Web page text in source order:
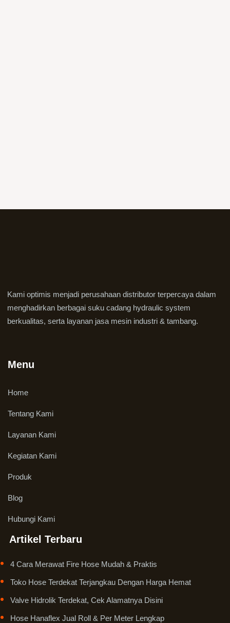
Kami optimis menjadi perusahaan distributor terpercaya dalam
menghadirkan berbagai suku cadang hydraulic system
berkualitas, serta layanan jasa mesin industri & tambang.
Menu
Home
Tentang Kami
Layanan Kami
Kegiatan Kami
Produk
Blog
Hubungi Kami
Artikel Terbaru
4 Cara Merawat Fire Hose Mudah & Praktis
Toko Hose Terdekat Terjangkau Dengan Harga Hemat
Valve Hidrolik Terdekat, Cek Alamatnya Disini
Hose Hanaflex Jual Roll & Per Meter Lengkap